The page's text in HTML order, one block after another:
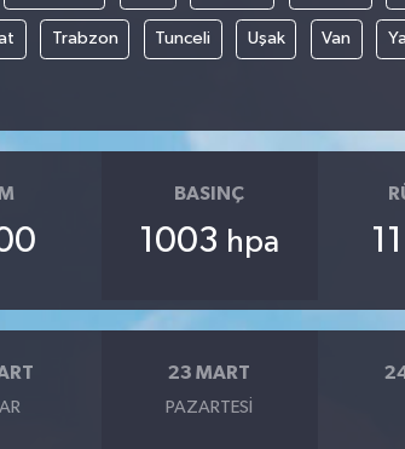
Trabzon Tunceli Uşak Van
BASINÇ
1003 hpa 11
23 MART
PAZARTESI